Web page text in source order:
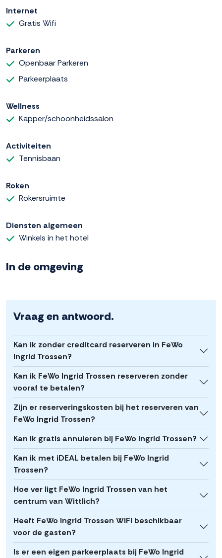
Internet
Gratis Wifi
Parkeren
Openbaar Parkeren
Parkeerplaats
Wellness
Kapper/schoonheidssalon
Activiteiten
Tennisbaan
Roken
Rokersruimte
Diensten algemeen
Winkels in het hotel
In de omgeving
Vraag en antwoord.
Kan ik zonder creditcard reserveren in FeWo
Ingrid Trossen?
Kan ik FeWo Ingrid Trossen reserveren zonder
vooraf te betalen?
Zijn er reserveringskosten bij het reserveren van
FeWo Ingrid Trossen?
Kan ik gratis annuleren bij FeWo Ingrid Trossen?
Kan ik met iDEAL betalen bij FeWo Ingrid
Trossen?
Hoe ver ligt FeWo Ingrid Trossen van het
centrum van Wittlich?
Heeft FeWo Ingrid Trossen WIFI beschikbaar
voor de gasten?
Is er een eigen parkeerplaats bij FeWo Ingrid